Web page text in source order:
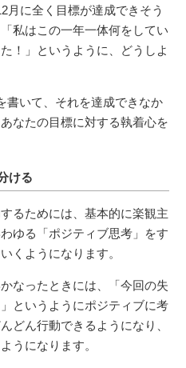
月に全く目標が達成できそう
私はこの一年一体何をしてい
！」というように、どうしよ
書いて、それを達成できなか
なたの目標に対する執着心を
ける
るためには、基本的に楽観主
ゆる「ポジティブ思考」をす
くようになります。
なったときには、「今回の失
というようにポジティブに考
どん行動できるようになり、
うになります。